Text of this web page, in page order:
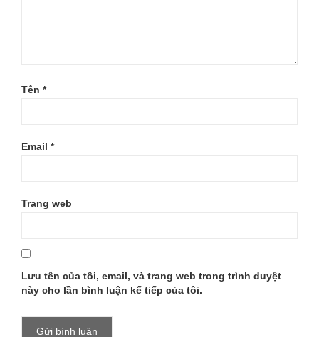
Tên *
Email *
Trang web
Lưu tên của tôi, email, và trang web trong trình duyệt
này cho lần bình luận kế tiếp của tôi.